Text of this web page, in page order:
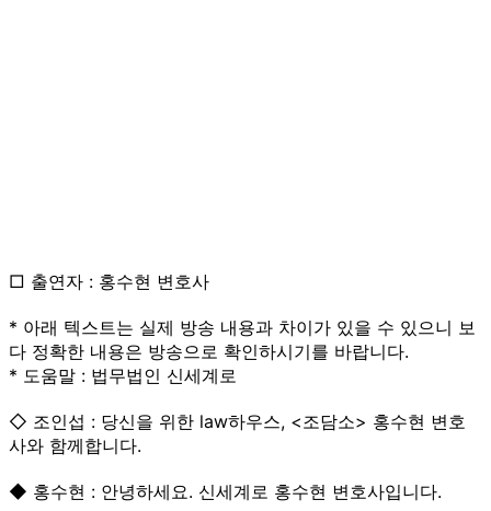
□ 출연자 : 홍수현 변호사
* 아래 텍스트는 실제 방송 내용과 차이가 있을 수 있으니 보
다 정확한 내용은 방송으로 확인하시기를 바랍니다.
* 도움말 : 법무법인 신세계로
◇ 조인섭 : 당신을 위한 law하우스, <조담소> 홍수현 변호
사와 함께합니다.
◆ 홍수현 : 안녕하세요. 신세계로 홍수현 변호사입니다.